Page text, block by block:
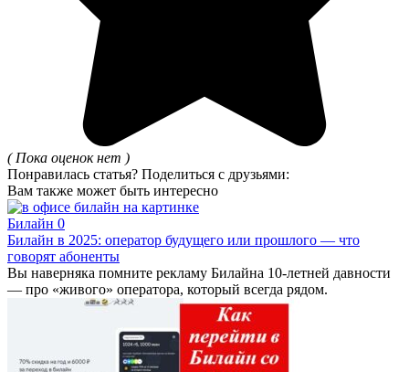
( Пока оценок нет )
Понравилась статья? Поделиться с друзьями:
Вам также может быть интересно
Билайн 0
Билайн в 2025: оператор будущего или прошлого — что
говорят абоненты
Вы наверняка помните рекламу Билайна 10-летней давности
— про «живого» оператора, который всегда рядом.